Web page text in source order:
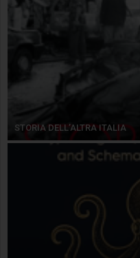
STORIA DELL’ALTRA ITALIA